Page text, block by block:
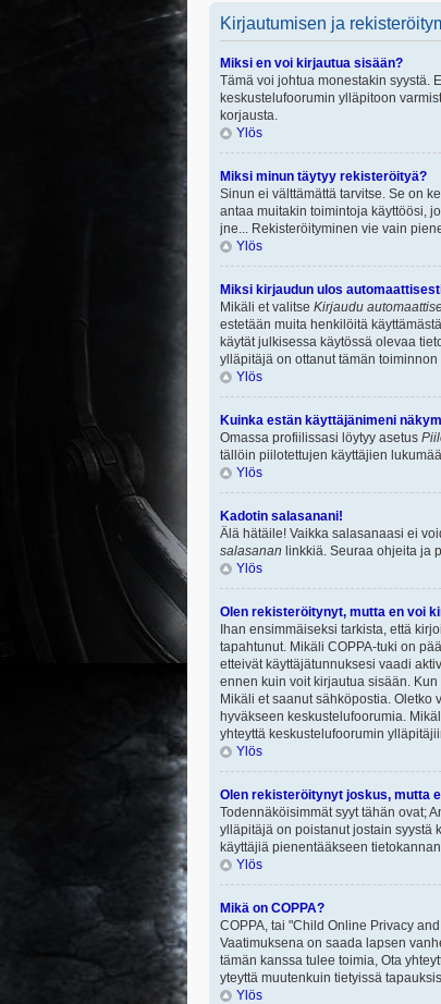
Kirjautumisen ja
Miksi en voi kirjautua sisään?
Tämä voi johtua monestakin syystä.
keskustelufoorumin ylläpitoon
korjausta.
Ylös
Miksi minun täytyy rekisteröityä?
Sinun ei välttämättä tarvitse. Se on
antaa muitakin toimintoja käyttöösi,
jne... Rekisteröityminen vie vain
Ylös
Miksi kirjaudun ulos
Mikäli et valitse Kirjaudu
estetään muita henkilöitä
käytät julkisessa käytössä olevaa
ylläpitäjä on ottanut tämän toiminnon
Ylös
Kuinka estän käyttäjänimeni
Omassa profiilissasi löytyy asetus
tällöin piilotettujen käyttäjien
Ylös
Kadotin salasanani!
Älä hätäile! Vaikka salasanaasi ei
salasanan linkkiä. Seuraa ohjeita ja
Ylös
Olen rekisteröitynyt, mutta en voi
Ihan ensimmäiseksi tarkista, että
tapahtunut. Mikäli COPPA-tuki on
etteivät käyttäjätunnuksesi vaadi
ennen kuin voit kirjautua sisään.
Mikäli et saanut sähköpostia.
hyväkseen keskustelufoorumia.
yhteyttä keskustelufoorumin
Ylös
Olen rekisteröitynyt joskus, mutta
Todennäköisimmät syyt tähän ovat;
ylläpitäjä on poistanut jostain syystä
käyttäjiä pienentääkseen
Ylös
Mikä on COPPA?
COPPA, tai "Child Online Privacy
Vaatimuksena on saada lapsen
tämän kanssa tulee toimia, Ota
yteyttä muutenkuin tietyissä
Ylös